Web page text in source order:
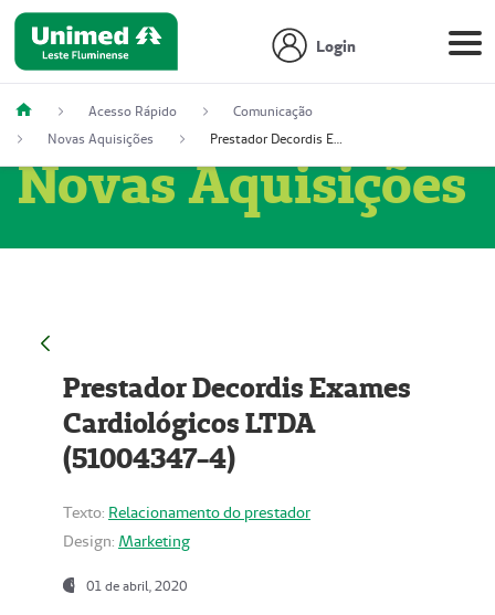
Login
Acesso Rápido
Comunicação
Novas Aquisições
Prestador Decordis Exames Cardiológicos LTDA (51004347-4)
Novas Aquisições
Prestador Decordis Exames
Cardiológicos LTDA
(51004347-4)
Texto: Relacionamento do prestador
Design: Marketing
01 de abril, 2020